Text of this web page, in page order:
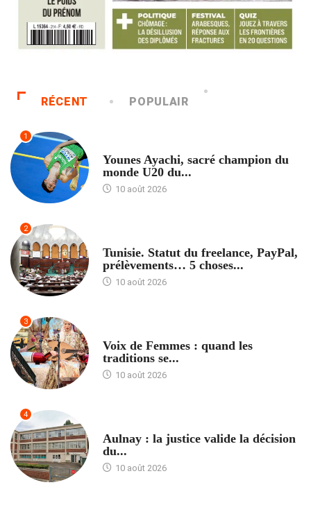
RÉCENT POPULAIR
1
Younes Ayachi, sacré champion du
monde U20 du...
10 août 2026
2
Tunisie. Statut du freelance, PayPal,
prélèvements… 5 choses...
10 août 2026
3
Voix de Femmes : quand les
traditions se...
10 août 2026
4
Aulnay : la justice valide la décision
du...
10 août 2026